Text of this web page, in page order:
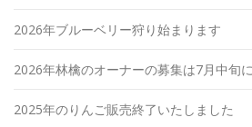
2026年ブルーベリー狩り始まります
2026年林檎のオーナーの募集は7月中旬
2025年のりんご販売終了いたしました